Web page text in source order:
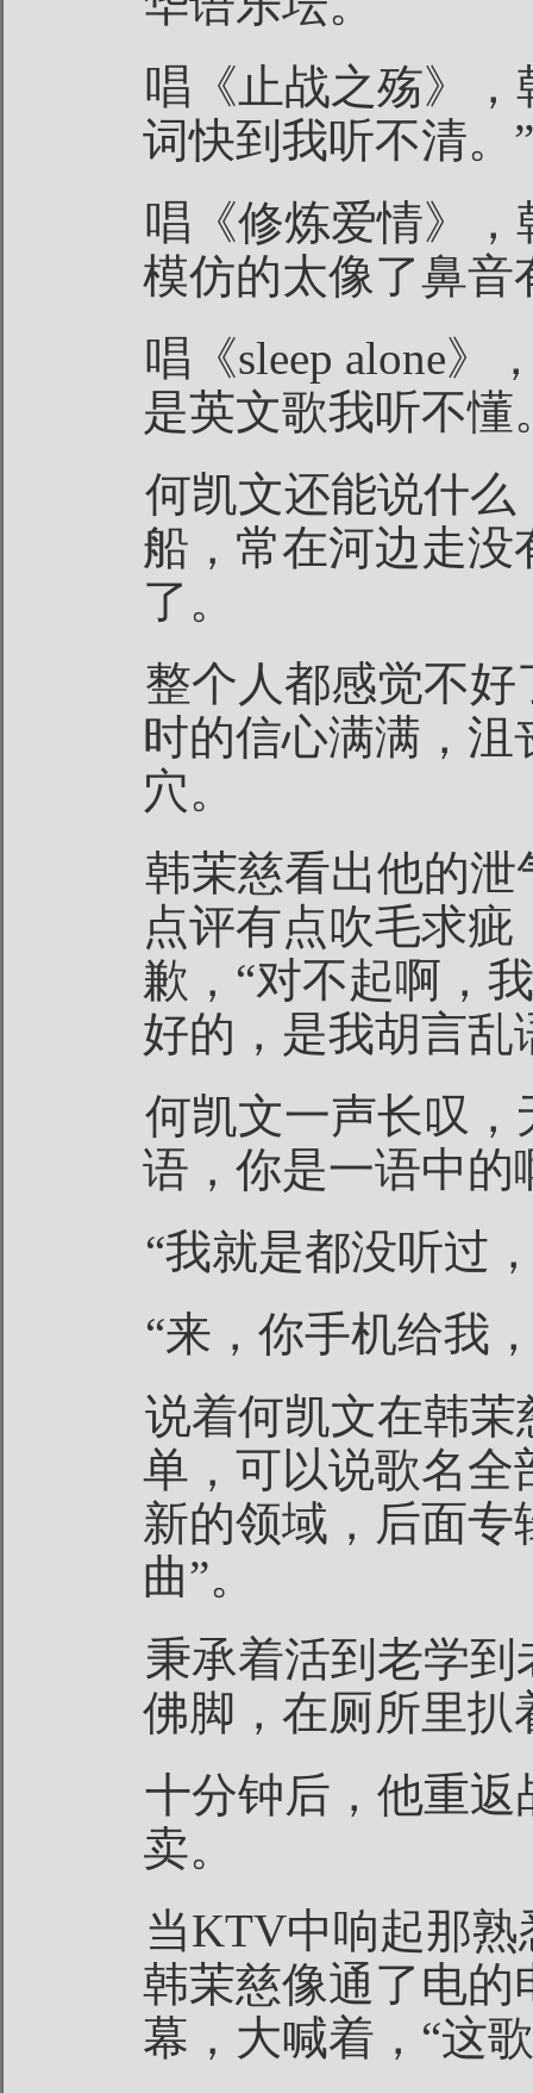
唱《止战之殇》
词快到我听不清。”
唱《修炼爱情》
模仿的太像了鼻音
唱《sleep alone》
是英文歌我听不懂
何凯文还能说什
船，常在河边走
了。
整个人都感觉不
时的信心满满，
穴。
韩茉慈看出他的
点评有点吹毛求
歉，“对不起啊，
好的，是我胡言乱
何凯文一声长叹，
语，你是一语中的
“我就是都没听过
“来，你手机给我
说着何凯文在韩
单，可以说歌名全
新的领域，后面专
曲”。
秉承着活到老学
佛脚，在厕所里扒
十分钟后，他重
卖。
当KTV中响起那
韩茉慈像通了电的
幕，大喊着，“这